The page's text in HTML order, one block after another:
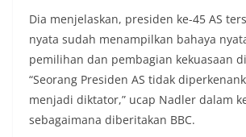
Dia menjelaskan, presiden ke-45 AS
nyata sudah menampilkan bahaya
pemilihan dan pembagian kekuasaan
“Seorang Presiden AS tidak
menjadi diktator,” ucap Nadler dalam
sebagaimana diberitakan BBC.